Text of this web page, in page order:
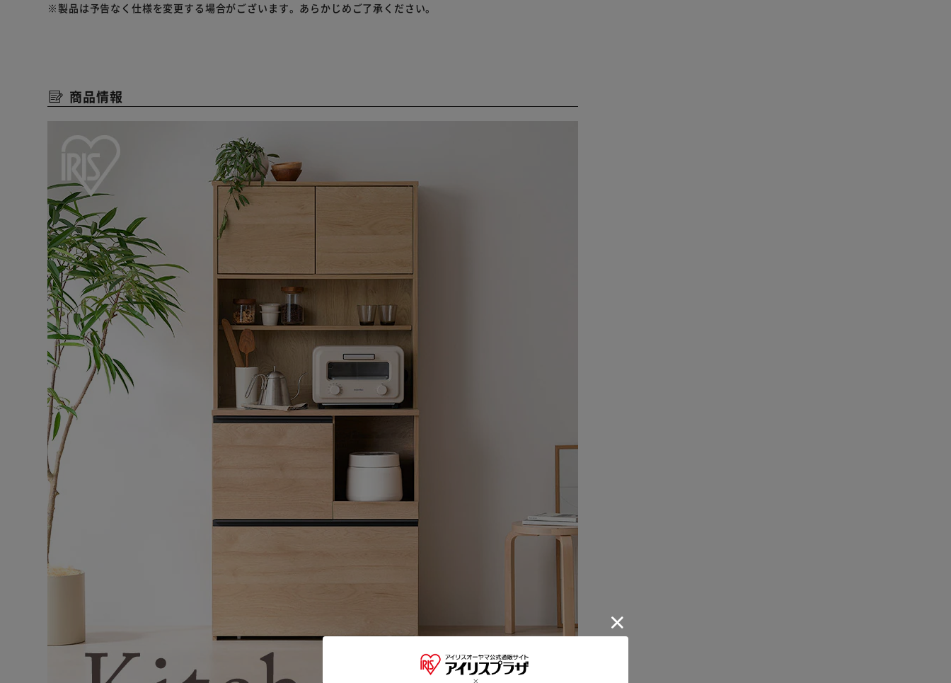
きです。
スライド棚は金属レールを使用しているので、炊飯器などもスムーズに出し入れできます。
配線キャップ付きですっきりまとめられます。
扉内は高さを調節できる可動棚になっているので、収納物に合わせて自由に調整できます。
深型の引き出し収納で、ストック食品や深さのある調理器具なども収納可能です。キャスター付きで出し入れや
移動もラクに行えます。
★お客様組立★
※製品は予告なく仕様を変更する場合がございます。あらかじめご了承ください。
商品情報